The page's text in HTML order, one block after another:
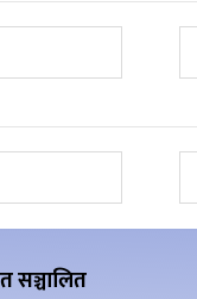
सञ्चालित